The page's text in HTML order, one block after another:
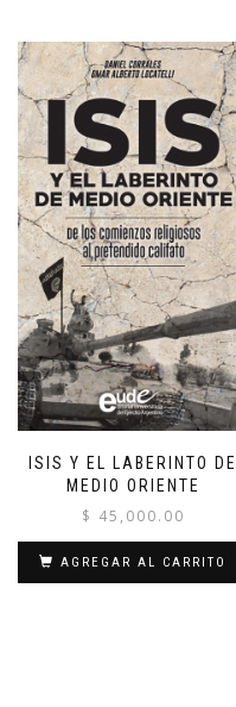
ISIS Y EL LABERINTO DE
MEDIO ORIENTE
$ 45,000.00
AGREGAR AL CARRITO